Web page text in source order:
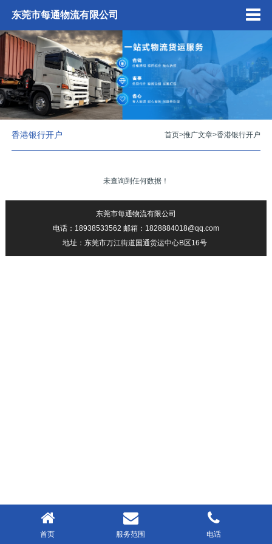
东莞市每通物流有限公司
香港银行开户 首页>推广文章>香港银行开户
未查询到任何数据！
东莞市每通物流有限公司
电话：18938533562 邮箱：1828884018@qq.com
地址：东莞市万江街道国通货运中心B区16号
首页 服务范围 电话